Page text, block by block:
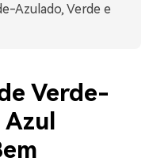
Azulado, Verde e
Verde-